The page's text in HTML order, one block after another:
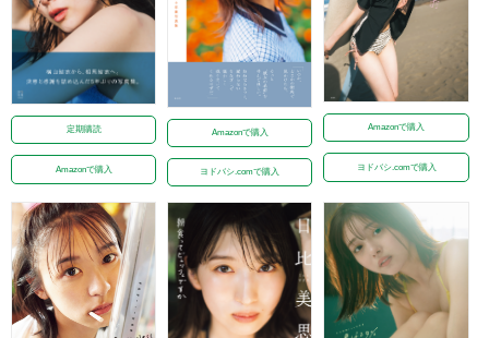
定期購読
Amazonで購入
Amazonで購入
ヨドバシ.comで購入
Amazonで購入
ヨドバシ.comで購入